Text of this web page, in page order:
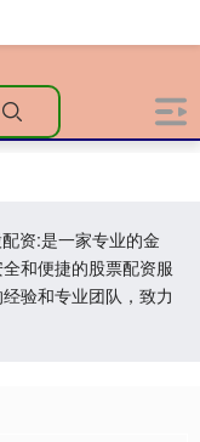
资:是一家专业的金
和便捷的股票配资服
验和专业团队，致力